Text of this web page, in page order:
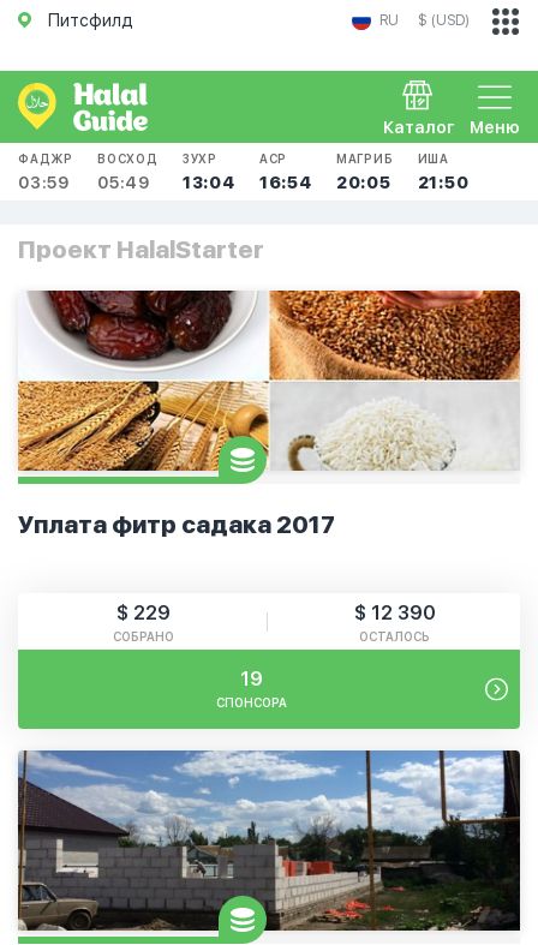
Питсфилд RU $ (USD)
Меню
Каталог
ФАДЖР
03:59
ВОСХОД
05:49
ЗУХР
13:04
АСР
16:54
МАГРИБ
20:05
ИША
21:50
Проект HalalStarter
Уплата фитр садака 2017
$ 229
СОБРАНО
$ 12 390
ОСТАЛОСЬ
19
СПОНСОРА